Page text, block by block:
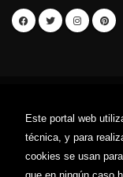
Este portal web
técnica, y para
cookies se usan